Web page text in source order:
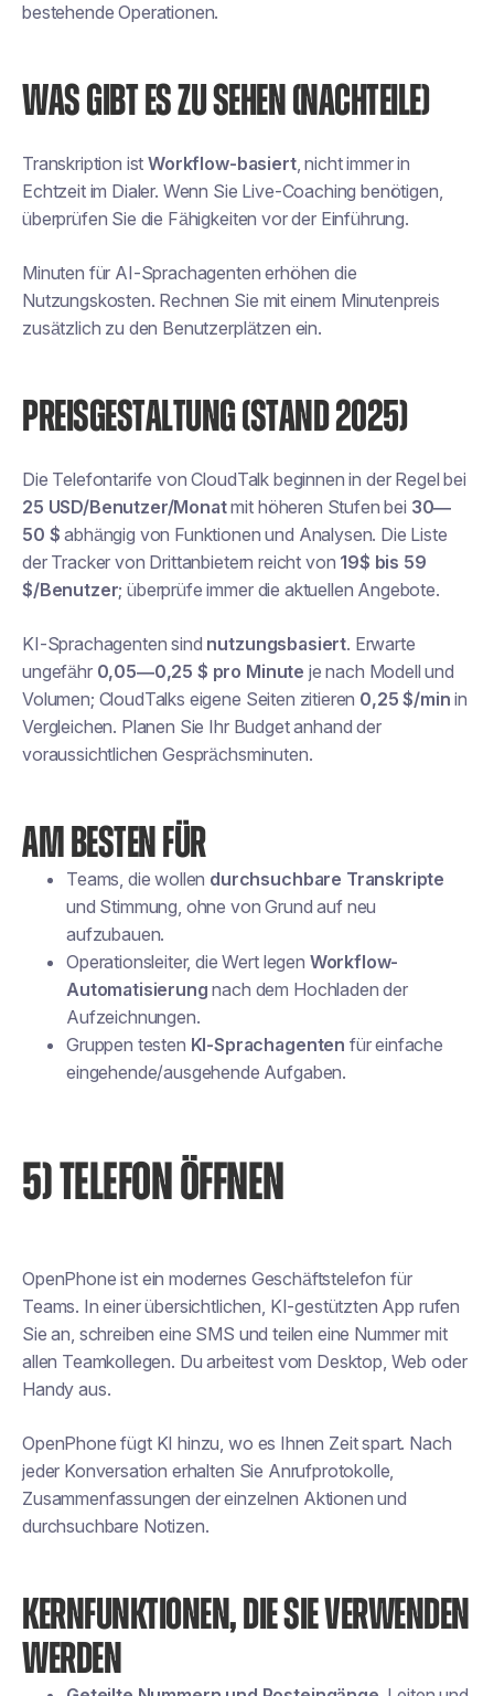
bestehende Operationen.
WAS GIBT ES ZU SEHEN (NACHTEILE)
Transkription istWorkflow-basiert, nicht immer in
Echtzeit im Dialer. Wenn Sie Live-Coaching benötigen,
überprüfen Sie die Fähigkeiten vor der Einführung.
Minuten für AI-Sprachagenten erhöhen die
Nutzungskosten. Rechnen Sie mit einem Minutenpreis
zusätzlich zu den Benutzerplätzen ein.
PREISGESTALTUNG (STAND 2025)
Die Telefontarife von CloudTalk beginnen in der Regel bei
25 USD/Benutzer/Monatmit höheren Stufen bei 30—
50 $ abhängig von Funktionen und Analysen. Die Liste
der Tracker von Drittanbietern reicht von 19$ bis 59
$/Benutzer; überprüfe immer die aktuellen Angebote.
KI-Sprachagenten sind nutzungsbasiert. Erwarte
ungefähr 0,05—0,25 $ pro Minute je nach Modell und
Volumen; CloudTalks eigene Seiten zitieren 0,25 $/min in
Vergleichen. Planen Sie Ihr Budget anhand der
voraussichtlichen Gesprächsminuten.
AM BESTEN FÜR
Teams, die wollen durchsuchbare Transkripte
und Stimmung, ohne von Grund auf neu
aufzubauen.
Operationsleiter, die Wert legen Workflow-
Automatisierung nach dem Hochladen der
Aufzeichnungen.
Gruppen testen KI-Sprachagenten für einfache
eingehende/ausgehende Aufgaben.
5) TELEFON ÖFFNEN
OpenPhone ist ein modernes Geschäftstelefon für
Teams. In einer übersichtlichen, KI-gestützten App rufen
Sie an, schreiben eine SMS und teilen eine Nummer mit
allen Teamkollegen. Du arbeitest vom Desktop, Web oder
Handy aus.
OpenPhone fügt KI hinzu, wo es Ihnen Zeit spart. Nach
jeder Konversation erhalten Sie Anrufprotokolle,
Zusammenfassungen der einzelnen Aktionen und
durchsuchbare Notizen.
KERNFUNKTIONEN, DIE SIE VERWENDEN
WERDEN